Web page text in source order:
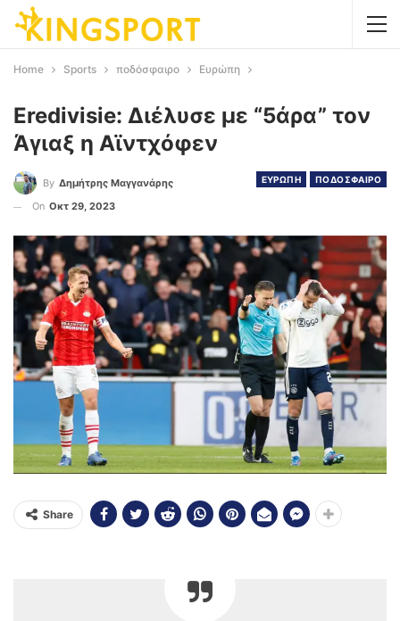
Home Sports ποδόσφαιρο Ευρώπη
Eredivisie: Διέλυσε με “5άρα” τον
Άγιαξ η Αϊντχόφεν
ΕΥΡΩΠΗ ΠΟΔΟΣΦΑΙΡΟ
By Δημήτρης Μαγγανάρης
On Οκτ 29, 2023
Share